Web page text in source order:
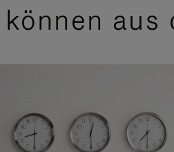
können